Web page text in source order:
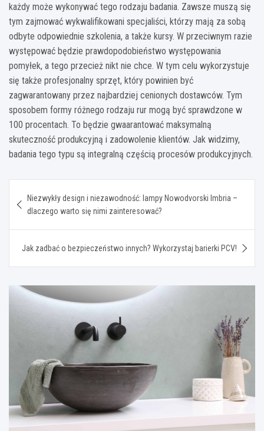
każdy może wykonywać tego rodzaju badania. Zawsze muszą się
tym zajmować wykwalifikowani specjaliści, którzy mają za sobą
odbyte odpowiednie szkolenia, a także kursy. W przeciwnym razie
występować będzie prawdopodobieństwo występowania
pomyłek, a tego przecież nikt nie chce. W tym celu wykorzystuje
się także profesjonalny sprzęt, który powinien być
zagwarantowany przez najbardziej cenionych dostawców. Tym
sposobem formy różnego rodzaju rur mogą być sprawdzone w
100 procentach. To będzie gwaarantować maksymalną
skuteczność produkcyjną i zadowolenie klientów. Jak widzimy,
badania tego typu są integralną częścią procesów produkcyjnych.
wpisu
Niezwykły design i niezawodność: lampy Nowodvorski Imbria –
dlaczego warto się nimi zainteresować?
Jak zadbać o bezpieczeństwo innych? Wykorzystaj barierki PCV!